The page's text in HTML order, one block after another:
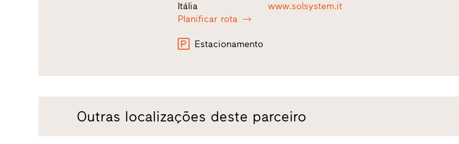
Itália
Planificar rota
www.solsystem.it
Estacionamento
Outras localizações deste parceiro